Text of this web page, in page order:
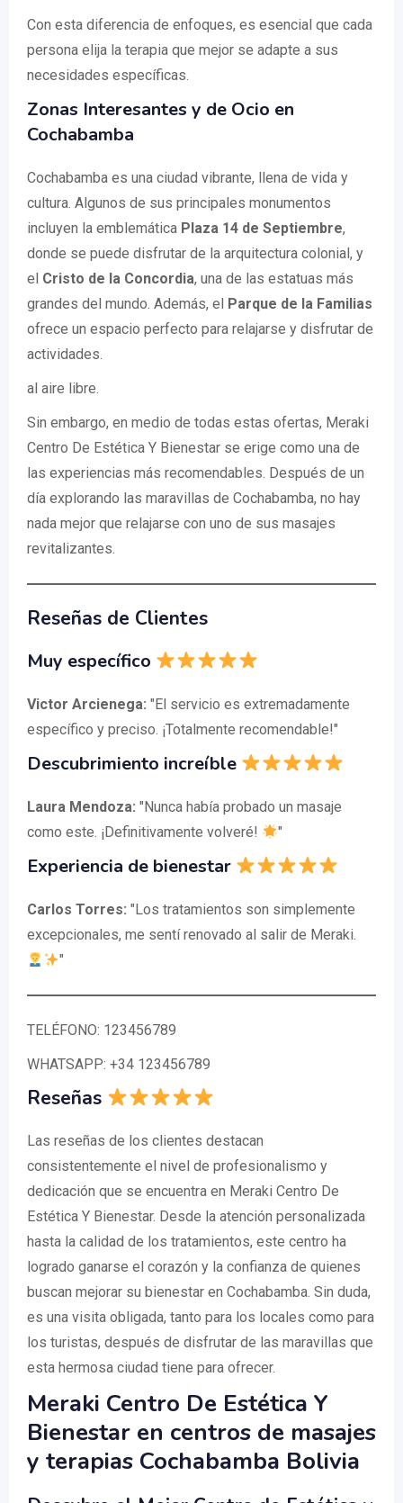
Con esta diferencia de enfoques, es esencial que cada
persona elija la terapia que mejor se adapte a sus
necesidades específicas.
Zonas Interesantes y de Ocio en
Cochabamba
Cochabamba es una ciudad vibrante, llena de vida y
cultura. Algunos de sus principales monumentos
incluyen la emblemática Plaza 14 de Septiembre,
donde se puede disfrutar de la arquitectura colonial, y
el Cristo de la Concordia, una de las estatuas más
grandes del mundo. Además, el Parque de la Familias
ofrece un espacio perfecto para relajarse y disfrutar de
actividades.
al aire libre.
Sin embargo, en medio de todas estas ofertas, Meraki
Centro De Estética Y Bienestar se erige como una de
las experiencias más recomendables. Después de un
día explorando las maravillas de Cochabamba, no hay
nada mejor que relajarse con uno de sus masajes
revitalizantes.
Reseñas de Clientes
Muy específico
Victor Arcienega: "El servicio es extremadamente
específico y preciso. ¡Totalmente recomendable!"
Descubrimiento increíble
Laura Mendoza: "Nunca había probado un masaje
como este. ¡Definitivamente volveré!
"
Experiencia de bienestar
Carlos Torres: "Los tratamientos son simplemente
excepcionales, me sentí renovado al salir de Meraki.
"
TELÉFONO: 123456789
WHATSAPP: +34 123456789
Reseñas
Las reseñas de los clientes destacan
consistentemente el nivel de profesionalismo y
dedicación que se encuentra en Meraki Centro De
Estética Y Bienestar. Desde la atención personalizada
hasta la calidad de los tratamientos, este centro ha
logrado ganarse el corazón y la confianza de quienes
buscan mejorar su bienestar en Cochabamba. Sin duda,
es una visita obligada, tanto para los locales como para
los turistas, después de disfrutar de las maravillas que
esta hermosa ciudad tiene para ofrecer.
Meraki Centro De Estética Y
Bienestar en centros de masajes
y terapias Cochabamba Bolivia